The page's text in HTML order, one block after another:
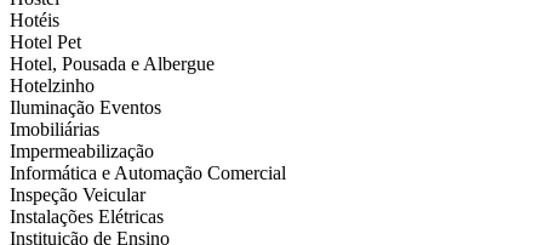
Hotéis
Hotel Pet
Hotel, Pousada e Albergue
Hotelzinho
Iluminação Eventos
Imobiliárias
Impermeabilização
Informática e Automação Comercial
Inspeção Veicular
Instalações Elétricas
Instituição de Ensino